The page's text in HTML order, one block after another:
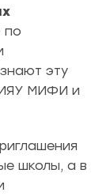
по
эту
МИФИ и
школы, а в